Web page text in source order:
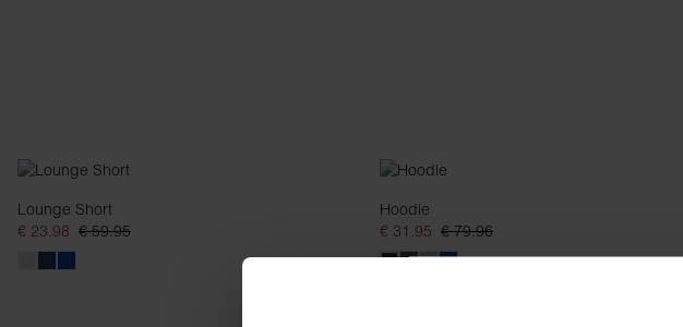
Lounge Short
€ 23.98 € 59.95
Hoodie
€ 31.95 € 79.96